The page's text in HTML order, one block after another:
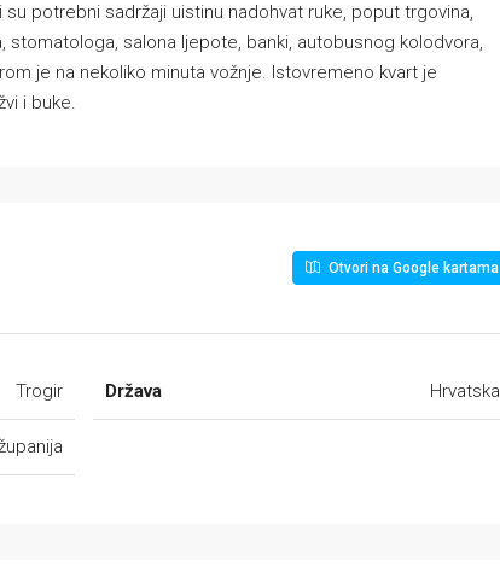
potrebni sadržaji uistinu nadohvat ruke, poput trgovina,
stomatologa, salona ljepote, banki, autobusnog kolodvora,
je na nekoliko minuta vožnje. Istovremeno kvart je
i buke.
Otvori na Google kartama
Trogir Država Hrvatska